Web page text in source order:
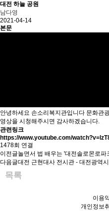
대전 하늘 공원
남다영
2021-04-14
본문
안녕하세요 손소리복지관입니다 문화관
영상을 시청해주시면 감사하겠습니다.
관련링크
https://www.youtube.com/
1478회 연결
이전글놀면서 법 배우는 '대전솔로몬로파
다음글대전 근현대사 전시관 - 대전광역
목록
이용
개인정보